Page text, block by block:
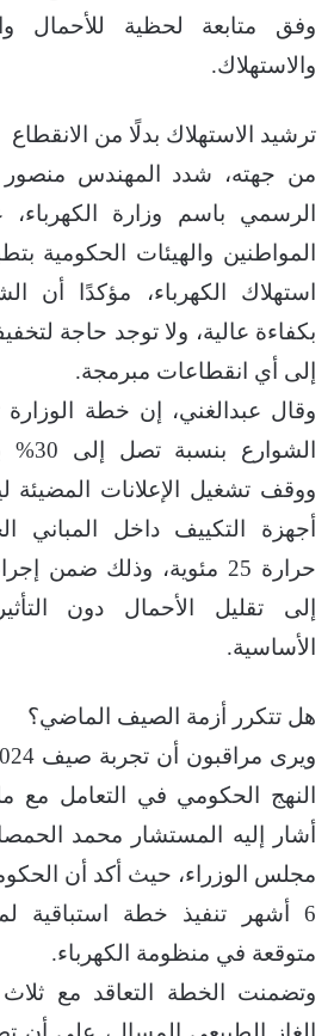
وفق متابعة لحظية للأحمال
والاستهلاك.
ترشيد الاستهلاك بدلًا من الانقطاع
من جهته، شدد المهندس منصور
الرسمي باسم وزارة
المواطنين والهيئات الحكومية
استهلاك الكهرباء، مؤكدًا أن
بكفاءة عالية، ولا توجد حاجة
إلى أي انقطاعات مبرمجة.
وقال عبدالغني، إن خطة
ووقف تشغيل الإعلانات المضيئة
أجهزة التكييف داخل المباني
حرارة 25 مئوية، وذلك ضمن
إلى تقليل الأحمال دون
الأساسية.
هل تتكرر أزمة الصيف الماضي؟
النهج الحكومي في التعامل مع
أشار إليه المستشار محمد
مجلس الوزراء، حيث أكد أن
6 أشهر تنفيذ خطة استباقية
متوقعة في منظومة الكهرباء.
وتضمنت الخطة التعاقد مع